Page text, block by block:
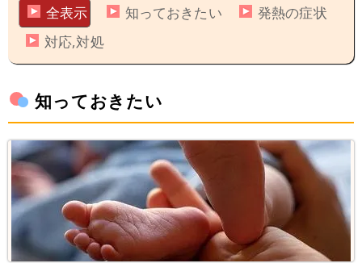
全表示 知っておきたい
発熱の症状
対応,対処
知っておきたい